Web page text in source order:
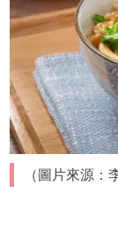
（圖片來源：